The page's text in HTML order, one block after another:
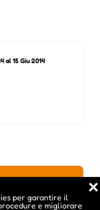
per garantire il
e migliorare
❌
al 15 Giu 2014